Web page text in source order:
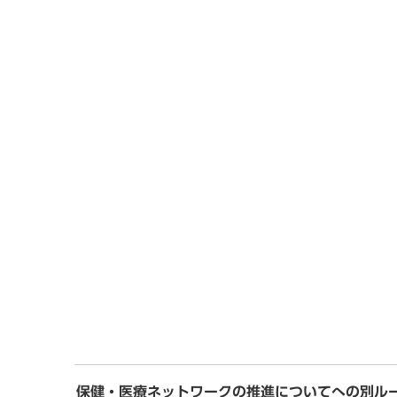
保健・医療ネットワークの推進についてへの別ル